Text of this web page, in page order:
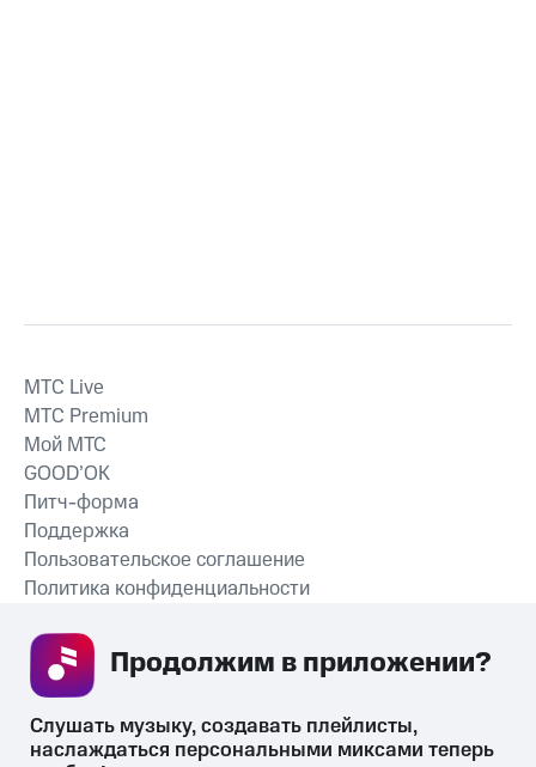
СКАЧАТЬ ПРИЛОЖЕНИЕ
MTС Live
MTС Premium
Мой МТС
GOOD’OK
Питч-форма
Поддержка
Пользовательское соглашение
Политика конфиденциальности
Слушать музыку, создавать плейлисты,
наслаждаться персональными миксами теперь